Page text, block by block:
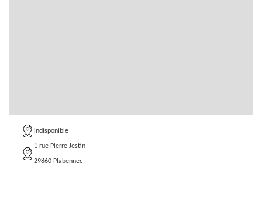
indisponible
1 rue Pierre Jestin
29860 Plabennec